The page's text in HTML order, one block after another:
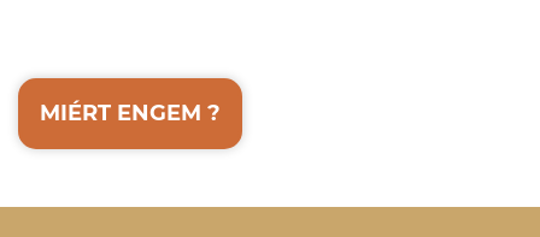
MIÉRT ENGEM ?